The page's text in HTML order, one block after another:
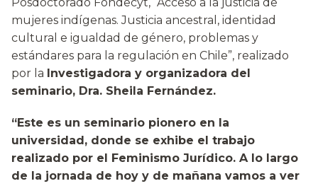
mujeres indígenas. Justicia ancestral, identidad
cultural e igualdad de género, problemas y
estándares para la regulación en Chile”, realizado
por la Investigadora y organizadora del
seminario, Dra. Sheila Fernández.
“Este es un seminario pionero en la
universidad, donde se exhibe el trabajo
realizado por el Feminismo Jurídico. A lo largo
de la jornada de hoy y de mañana vamos a ver